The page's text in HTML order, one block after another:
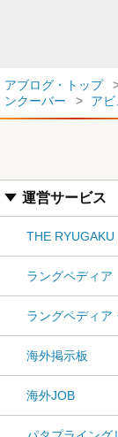
アブログ・トップ
ンクーバー
ア
運営サービス
THE RYUGAKU
ラングペディア
ラングペディア
海外掲示板
海外JOB